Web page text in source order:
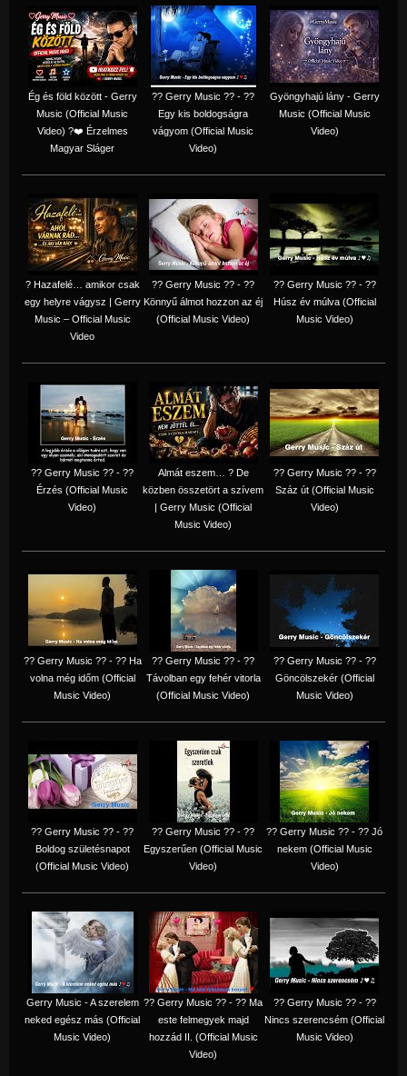
Ég és föld között - Gerry
Music (Official Music
Video) ?❤️ Érzelmes
Magyar Sláger
?? Gerry Music ?? - ??
Egy kis boldogságra
vágyom (Official Music
Video)
Gyöngyhajú lány - Gerry
Music (Official Music
Video)
? Hazafelé… amikor csak
egy helyre vágysz | Gerry
Music – Official Music
Video
?? Gerry Music ?? - ??
Könnyű álmot hozzon az éj
(Official Music Video)
?? Gerry Music ?? - ??
Húsz év múlva (Official
Music Video)
?? Gerry Music ?? - ??
Érzés (Official Music
Video)
Almát eszem… ? De
közben összetört a szívem
| Gerry Music (Official
Music Video)
?? Gerry Music ?? - ??
Száz út (Official Music
Video)
?? Gerry Music ?? - ?? Ha
volna még időm (Official
Music Video)
?? Gerry Music ?? - ??
Távolban egy fehér vitorla
(Official Music Video)
?? Gerry Music ?? - ??
Göncölszekér (Official
Music Video)
?? Gerry Music ?? - ??
Boldog születésnapot
(Official Music Video)
?? Gerry Music ?? - ??
Egyszerűen (Official Music
Video)
?? Gerry Music ?? - ?? Jó
nekem (Official Music
Video)
Gerry Music - A szerelem
neked egész más (Official
Music Video)
?? Gerry Music ?? - ?? Ma
este felmegyek majd
hozzád II. (Official Music
Video)
?? Gerry Music ?? - ??
Nincs szerencsém (Official
Music Video)